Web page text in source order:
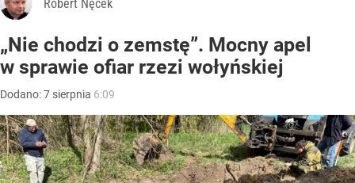
Robert Nęcek
„Nie chodzi o zemstę”. Mocny apel
w sprawie ofiar rzezi wołyńskiej
Dodano:7 sierpnia 6:09